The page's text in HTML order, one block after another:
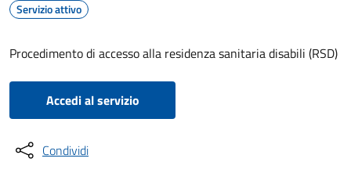
Servizio attivo
Procedimento di accesso alla residenza sanitaria disabili (RSD)
Accedi al servizio
Condividi